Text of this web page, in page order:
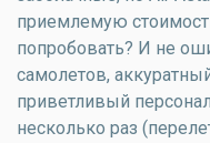
приемлемую
попробовать? И не
самолетов,
приветливый
несколько раз